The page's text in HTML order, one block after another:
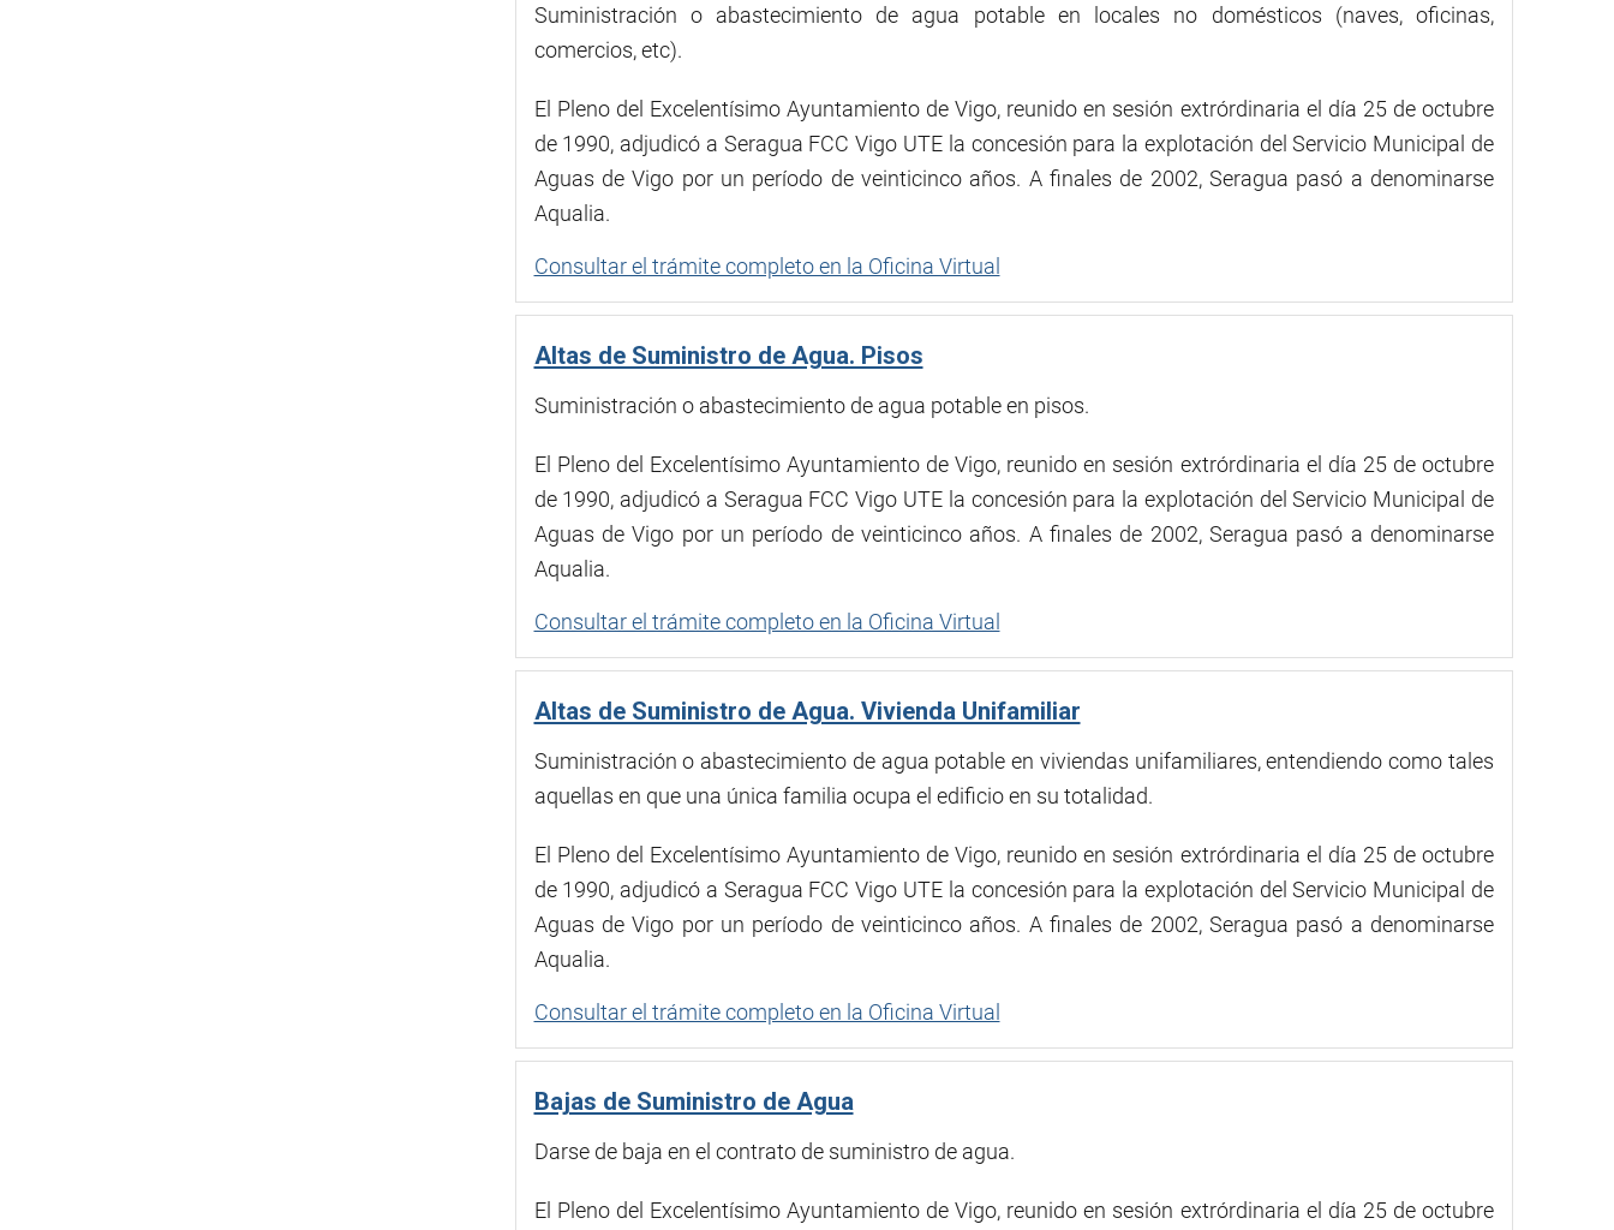
Suministración o abastecimiento de agua potable en locales no domésticos (naves, oficinas,
comercios, etc).
El Pleno del Excelentísimo Ayuntamiento de Vigo, reunido en sesión extrórdinaria el día 25 de octubre
de 1990, adjudicó a Seragua FCC Vigo UTE la concesión para la explotación del Servicio Municipal de
Aguas de Vigo por un período de veinticinco años. A finales de 2002, Seragua pasó a denominarse
Aqualia.
Consultar el trámite completo en la Oficina Virtual
Altas de Suministro de Agua. Pisos
Suministración o abastecimiento de agua potable en pisos.
El Pleno del Excelentísimo Ayuntamiento de Vigo, reunido en sesión extrórdinaria el día 25 de octubre
de 1990, adjudicó a Seragua FCC Vigo UTE la concesión para la explotación del Servicio Municipal de
Aguas de Vigo por un período de veinticinco años. A finales de 2002, Seragua pasó a denominarse
Aqualia.
Consultar el trámite completo en la Oficina Virtual
Altas de Suministro de Agua. Vivienda Unifamiliar
Suministración o abastecimiento de agua potable en viviendas unifamiliares, entendiendo como tales
aquellas en que una única familia ocupa el edificio en su totalidad.
El Pleno del Excelentísimo Ayuntamiento de Vigo, reunido en sesión extrórdinaria el día 25 de octubre
de 1990, adjudicó a Seragua FCC Vigo UTE la concesión para la explotación del Servicio Municipal de
Aguas de Vigo por un período de veinticinco años. A finales de 2002, Seragua pasó a denominarse
Aqualia.
Consultar el trámite completo en la Oficina Virtual
Bajas de Suministro de Agua
Darse de baja en el contrato de suministro de agua.
El Pleno del Excelentísimo Ayuntamiento de Vigo, reunido en sesión extrórdinaria el día 25 de octubre